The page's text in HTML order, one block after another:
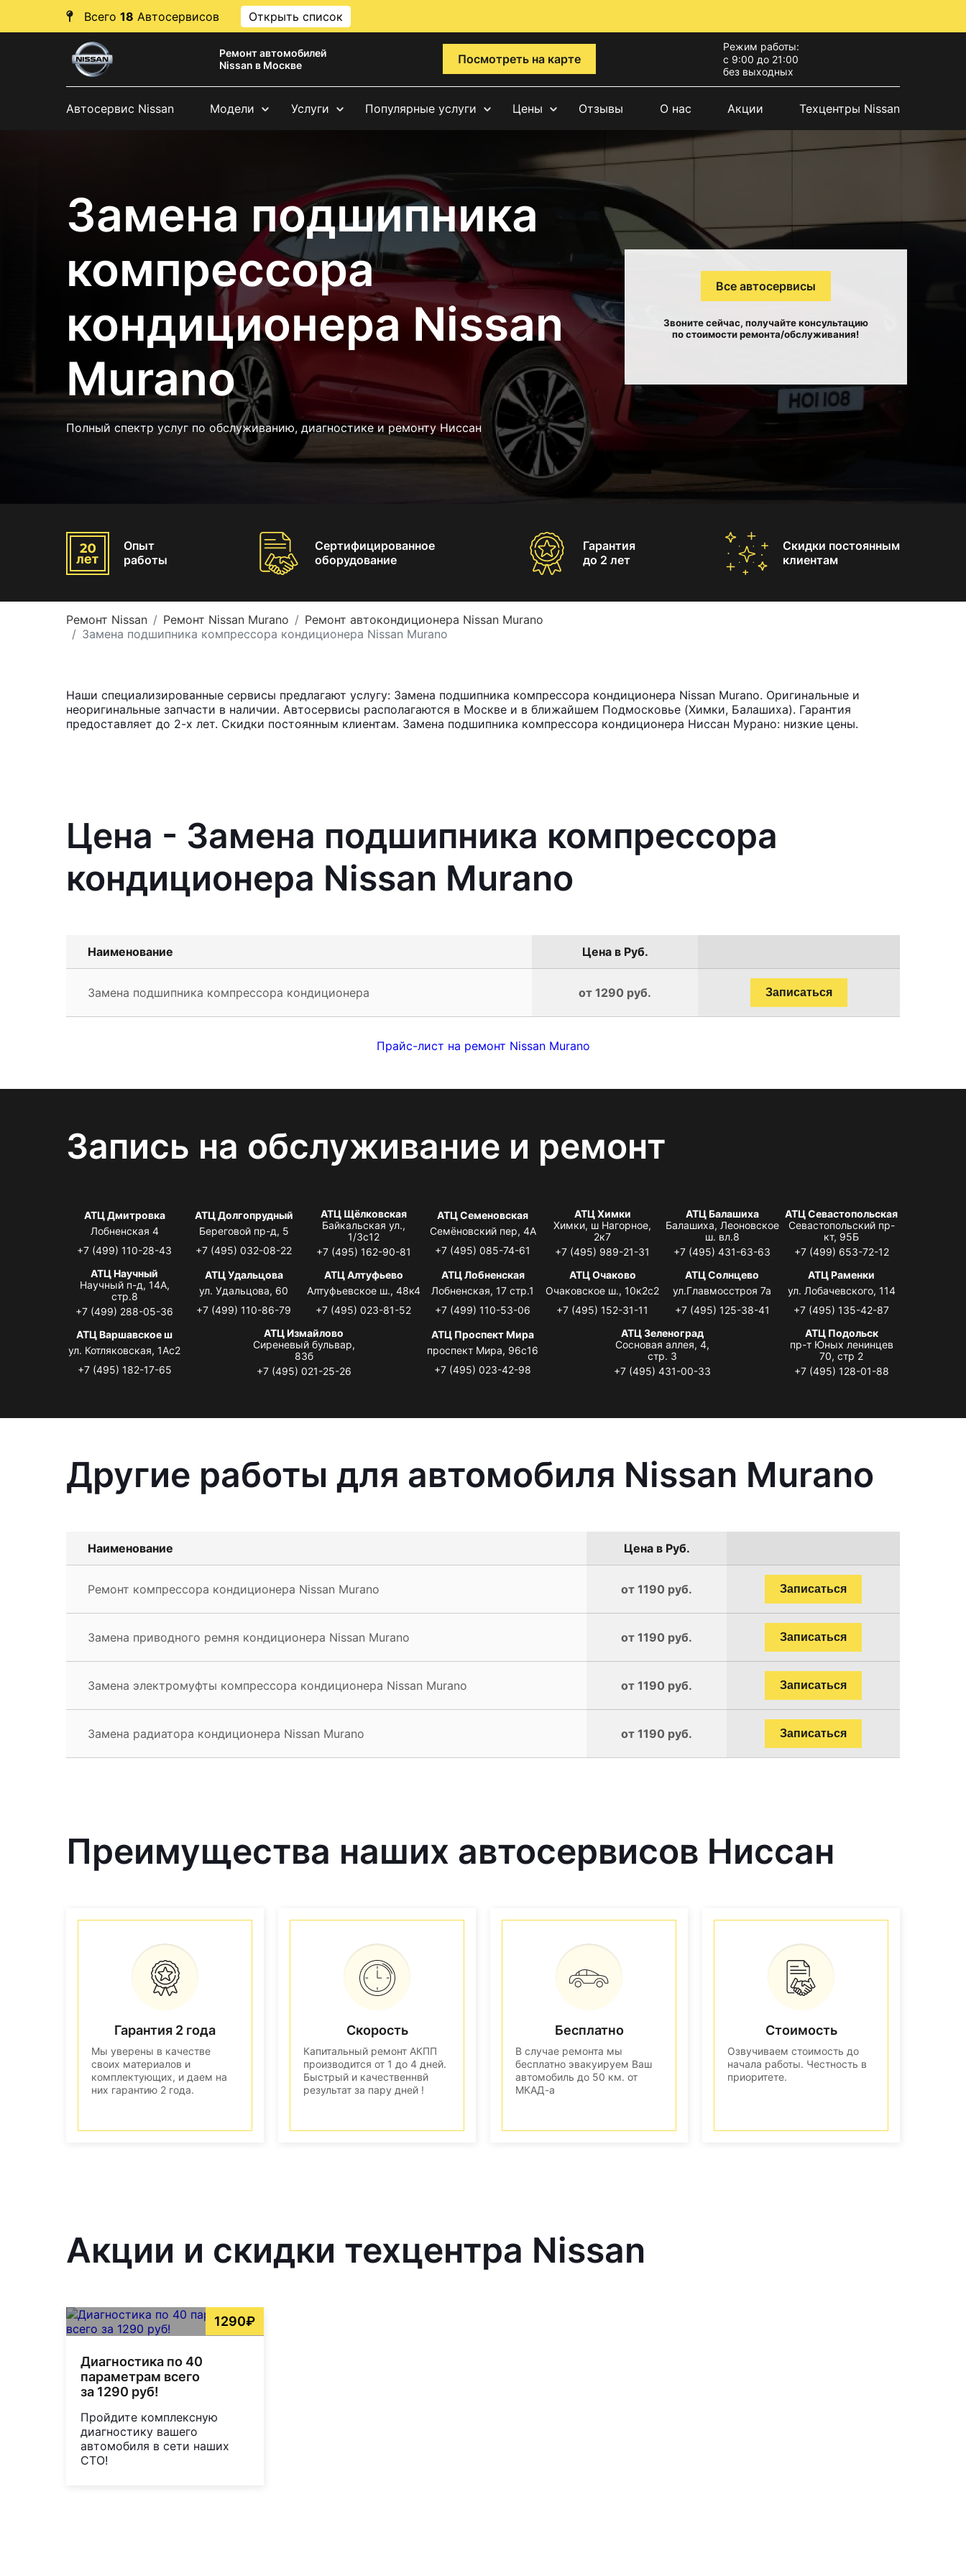
Всего 18 Автосервисов Открыть список
Ремонт автомобилей
Nissan в Москве
Посмотреть на карте
Режим работы:
с 9:00 до 21:00
без выходных
Автосервис Nissan Модели Услуги Популярные услуги Цены Отзывы О нас Акции Техцентры Nissan
Замена подшипника
компрессора
кондиционера Nissan
Murano
Полный спектр услуг по обслуживанию, диагностике и ремонту Ниссан
Все автосервисы
Звоните сейчас, получайте консультацию
по стоимости ремонта/обслуживания!
Опыт
работы
Сертифицированное
оборудование
Гарантия
до 2 лет
Скидки постоянным
клиентам
Ремонт Nissan Ремонт Nissan Murano
Ремонт автокондиционера Nissan Murano
Замена подшипника компрессора кондиционера Nissan Murano
Наши специализированные сервисы предлагают услугу: Замена подшипника компрессора кондиционера Nissan Murano. Оригинальные и
неоригинальные запчасти в наличии. Автосервисы располагаются в Москве и в ближайшем Подмосковье (Химки, Балашиха). Гарантия
предоставляет до 2-х лет. Скидки постоянным клиентам. Замена подшипника компрессора кондиционера Ниссан Мурано: низкие цены.
Цена - Замена подшипника компрессора
кондиционера Nissan Murano
Наименование Цена в Руб.
Замена подшипника компрессора кондиционера от 1290 руб. Записаться
Прайс-лист на ремонт Nissan Murano
Запись на обслуживание и ремонт
АТЦ Дмитровка
Лобненская 4
+7 (499) 110-28-43
АТЦ Долгопрудный
Береговой пр-д, 5
+7 (495) 032-08-22
АТЦ Щёлковская
Байкальская ул.,
1/3с12
+7 (495) 162-90-81
АТЦ Семеновская
Семёновский пер, 4А
+7 (495) 085-74-61
АТЦ Химки
Химки, ш Нагорное,
2к7
+7 (495) 989-21-31
АТЦ Балашиха
Балашиха, Леоновское
ш. вл.8
+7 (495) 431-63-63
АТЦ Севастопольская
Севастопольский пр-
кт, 95Б
+7 (499) 653-72-12
АТЦ Научный
Научный п-д, 14А,
стр.8
+7 (499) 288-05-36
АТЦ Удальцова
ул. Удальцова, 60
+7 (499) 110-86-79
АТЦ Алтуфьево
Алтуфьевское ш., 48к4
+7 (495) 023-81-52
АТЦ Лобненская
Лобненская, 17 стр.1
+7 (499) 110-53-06
АТЦ Очаково
Очаковское ш., 10к2с2
+7 (495) 152-31-11
АТЦ Солнцево
ул.Главмосстроя 7а
+7 (495) 125-38-41
АТЦ Раменки
ул. Лобачевского, 114
+7 (495) 135-42-87
АТЦ Варшавское ш
ул. Котляковская, 1Ас2
+7 (495) 182-17-65
АТЦ Измайлово
Сиреневый бульвар,
83б
+7 (495) 021-25-26
АТЦ Проспект Мира
проспект Мира, 96с16
+7 (495) 023-42-98
АТЦ Зеленоград
Сосновая аллея, 4,
стр. 3
+7 (495) 431-00-33
АТЦ Подольск
пр-т Юных ленинцев
70, стр 2
+7 (495) 128-01-88
Другие работы для автомобиля Nissan Murano
Наименование Цена в Руб.
Ремонт компрессора кондиционера Nissan Murano от 1190 руб. Записаться
Замена приводного ремня кондиционера Nissan Murano от 1190 руб. Записаться
Замена электромуфты компрессора кондиционера Nissan Murano от 1190 руб. Записаться
Замена радиатора кондиционера Nissan Murano от 1190 руб. Записаться
Преимущества наших автосервисов Ниссан
Гарантия 2 года
Мы уверены в качестве
своих материалов и
комплектующих, и даем на
них гарантию 2 года.
Скорость
Капитальный ремонт АКПП
производится от 1 до 4 дней.
Быстрый и качественнвй
результат за пару дней !
Бесплатно
В случае ремонта мы
бесплатно эвакуируем Ваш
автомобиль до 50 км. от
МКАД-а
Стоимость
Озвучиваем стоимость до
начала работы. Честность в
приоритете.
Акции и скидки техцентра Nissan
1290₽
Диагностика по 40
параметрам всего
за 1290 руб!
Пройдите комплексную
диагностику вашего
автомобиля в сети наших
СТО!